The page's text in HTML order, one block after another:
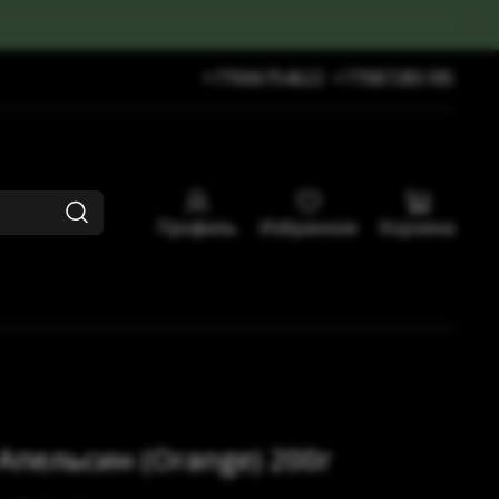
+77006754622 +77087285185
Профиль Избранное Корзина
(Orange) 200г